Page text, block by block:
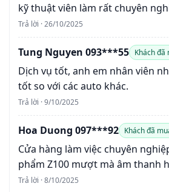
kỹ thuật viên làm rất chuyên
Trả lời · 26/10/2025
Tung Nguyen 093***55 Khách đã
Dịch vụ tốt, anh em nhân viên
tốt so với các auto khác.
Trả lời · 9/10/2025
Hoa Duong 097***92 Khách đã
Cửa hàng làm việc chuyên
phẩm Z100 mượt mà âm thanh
Trả lời · 8/10/2025